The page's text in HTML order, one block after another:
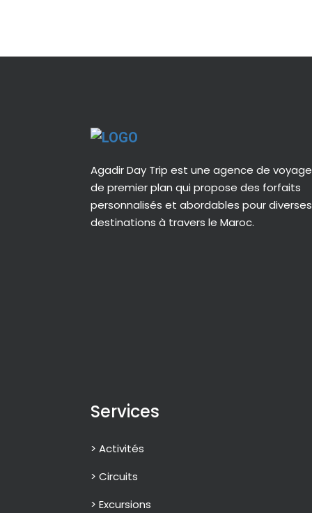
Agadir Day Trip est une agence de
de premier plan qui propose des forfaits
personnalisés et abordables pour diverses
destinations à travers le Maroc.
Services
> Activités
> Circuits
> Excursions